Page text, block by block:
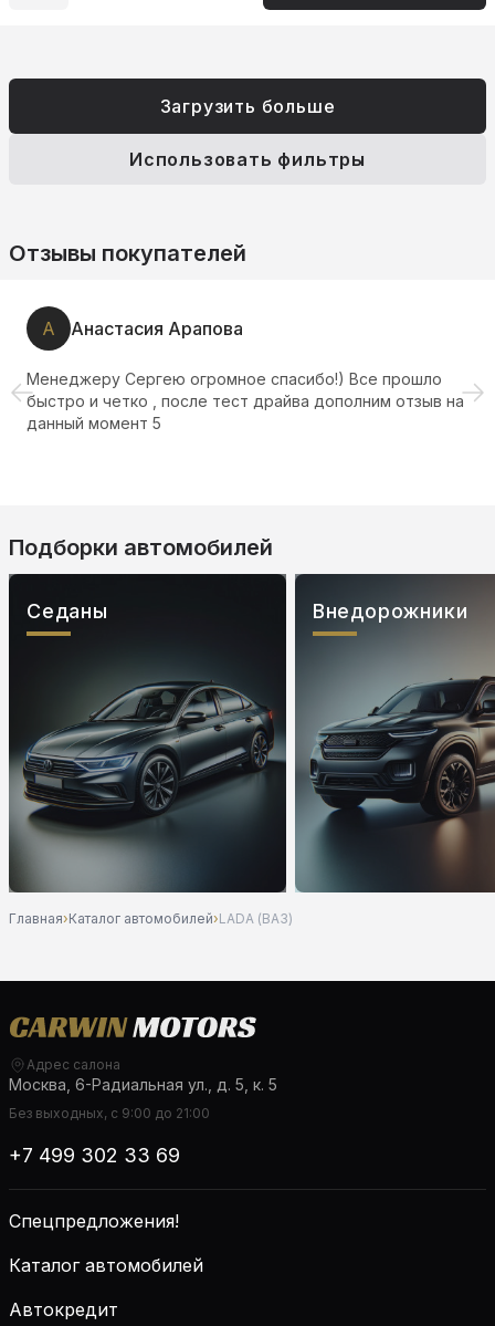
Загрузить больше
Использовать фильтры
Отзывы покупателей
А Анастасия Арапова
Менеджеру Сергею огромное спасибо!) Все прошло
быстро и четко , после тест драйва дополним отзыв на
данный момент 5
Подборки автомобилей
Седаны Внедорожники
Главная›Каталог автомобилей›LADA (ВАЗ)
Адрес салона
Москва, 6-Радиальная ул., д. 5, к. 5
Без выходных, с 9:00 до 21:00
+7 499 302 33 69
Спецпредложения!
Каталог автомобилей
Автокредит